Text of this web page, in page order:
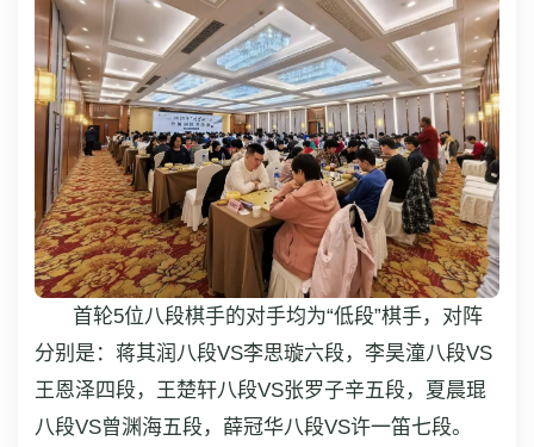
首轮5位八段棋手的对手均为“低段”棋手，对阵
分别是：蒋其润八段VS李思璇六段，李昊潼八段VS
王恩泽四段，王楚轩八段VS张罗子辛五段，夏晨琨
八段VS曾渊海五段，薛冠华八段VS许一笛七段。